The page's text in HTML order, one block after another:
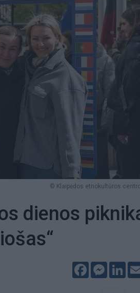
© Klaipėdos etnokultūros
dienos
Facebook